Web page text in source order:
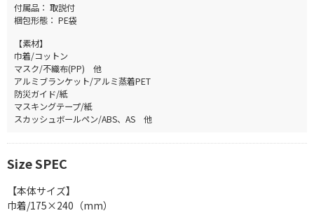
付属品： 取説付
梱包形態： PE袋
【素材】
巾着/コットン
マスク/不織布(PP) 他
アルミブランケット/アルミ蒸着PET
防災ガイド/紙
マスキングテープ/紙
スカッシュボールペン/ABS、AS 他
Size SPEC
【本体サイズ】
巾着/175×240（mm）